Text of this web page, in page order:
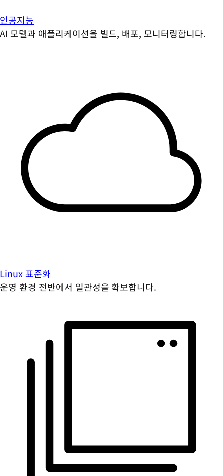
인공지능
AI 모델과 애플리케이션을 빌드, 배포, 모니터링합니다.
Linux 표준화
운영 환경 전반에서 일관성을 확보합니다.